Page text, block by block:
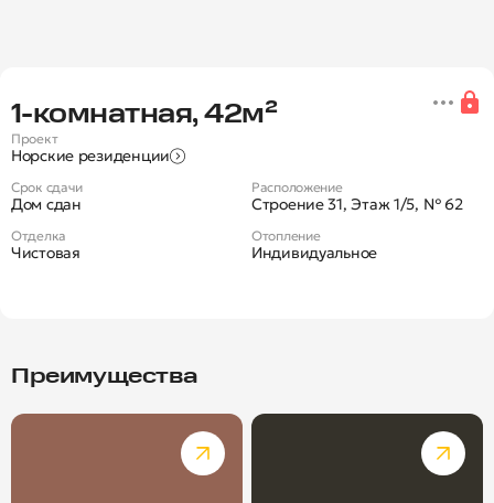
Новая 1-комнатная квартира в
1‑комнатная, 42м²
Проект
Норские резиденции
Срок сдачи
Дом сдан
Расположение
Строение 31, Этаж 1/5, № 62
Отделка
Чистовая
Отопление
Индивидуальное
Преимущества